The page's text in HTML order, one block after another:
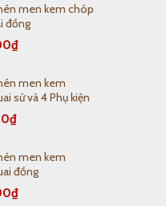
men kem chóp
đồng
₫
men kem
sứ và 4 Phụ kiện
₫
men kem
đồng
₫